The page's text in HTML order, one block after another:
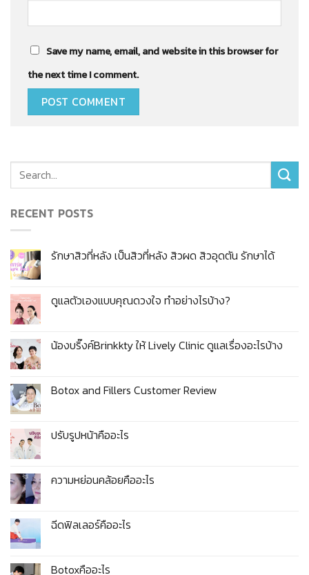
Save my name, email, and website in this browser for
the next time I comment.
RECENT POSTS
รักษาสิวที่หลัง เป็นสิวที่หลัง สิวผด สิวอุดตัน รักษาได้
ดูแลตัวเองแบบคุณดวงใจ ทำอย่างไรบ้าง?
น้องบริ๊งค์Brinkkty ให้ Lively Clinic ดูแลเรื่องอะไรบ้าง
Botox and Fillers Customer Review
ปรับรูปหน้าคืออะไร
ความหย่อนคล้อยคืออะไร
ฉีดฟิลเลอร์คืออะไร
Botoxคืออะไร